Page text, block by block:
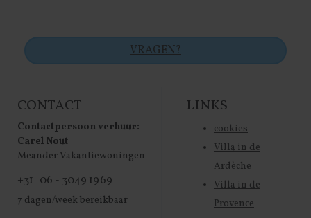
CONTACT
Contactpersoon verhuur:
Carel Nout
Meander Vakantiewoningen
+31 06 - 3049 1969
7 dagen/week bereikbaar
VRAGEN?
LINKS
cookies
Villa in de
Ardèche
Villa in de
Provence